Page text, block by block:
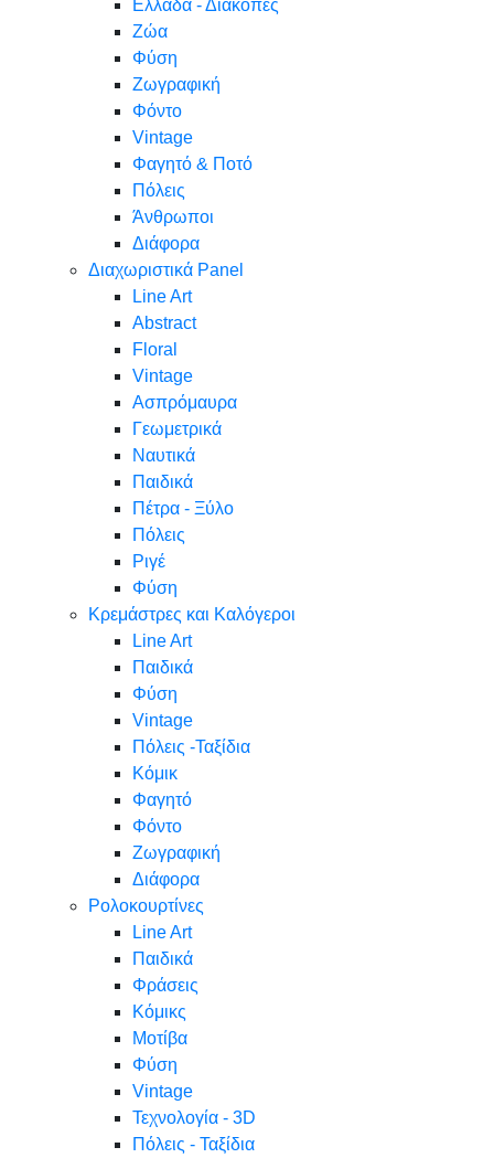
Ελλάδα - Διακοπές
Ζώα
Φύση
Ζωγραφική
Φόντο
Vintage
Φαγητό & Ποτό
Πόλεις
Άνθρωποι
Διάφορα
Διαχωριστικά Panel
Line Art
Abstract
Floral
Vintage
Ασπρόμαυρα
Γεωμετρικά
Ναυτικά
Παιδικά
Πέτρα - Ξύλο
Πόλεις
Ριγέ
Φύση
Κρεμάστρες και Καλόγεροι
Line Art
Παιδικά
Φύση
Vintage
Πόλεις -Ταξίδια
Κόμικ
Φαγητό
Φόντο
Ζωγραφική
Διάφορα
Ρολοκουρτίνες
Line Art
Παιδικά
Φράσεις
Κόμικς
Μοτίβα
Φύση
Vintage
Τεχνολογία - 3D
Πόλεις - Ταξίδια